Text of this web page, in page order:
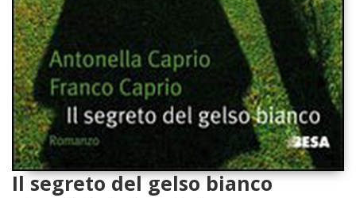
Il segreto del gelso bianco